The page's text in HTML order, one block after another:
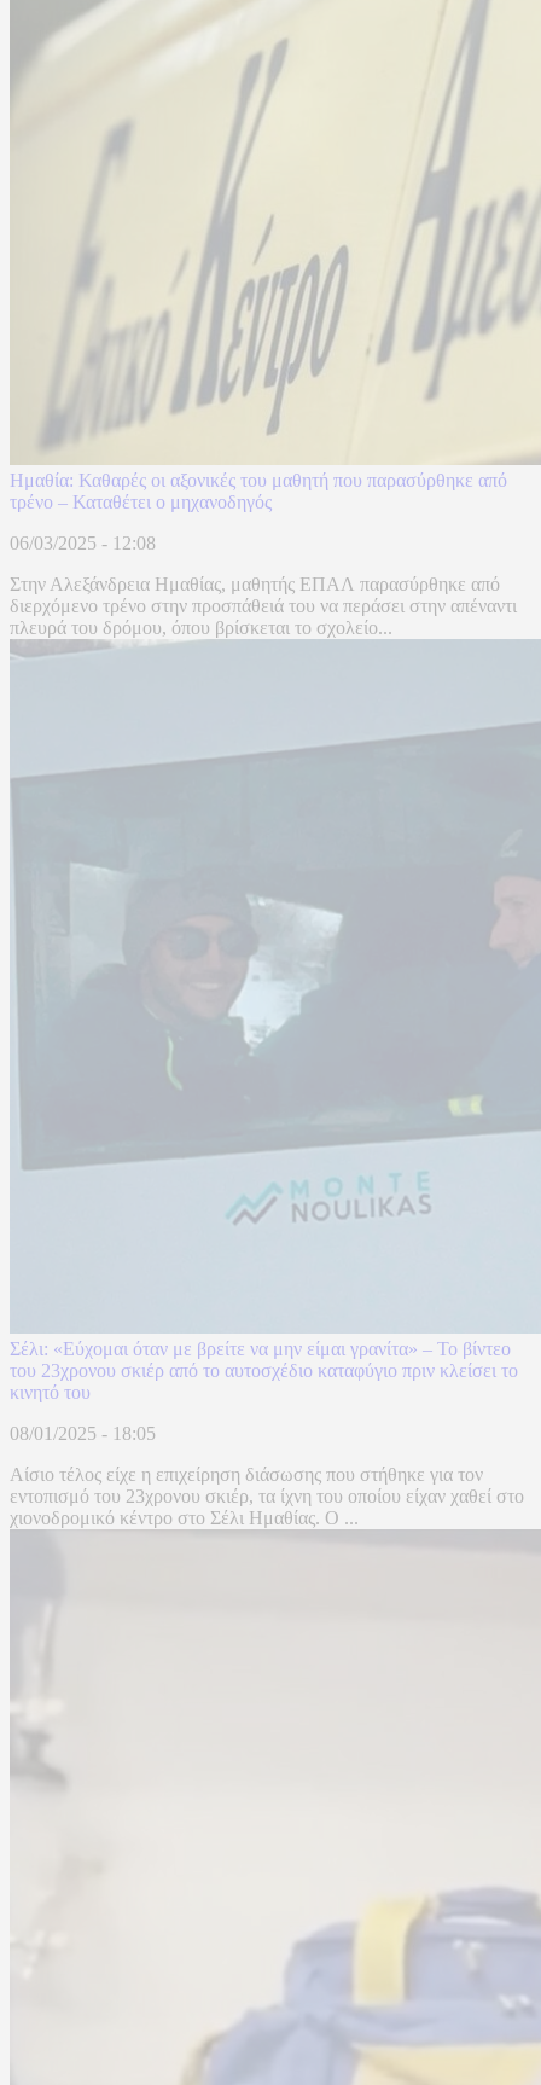
Ημαθία: Καθαρές οι αξονικές του μαθητή που παρασύρθηκε από
τρένο – Καταθέτει ο μηχανοδηγός
06/03/2025 - 12:08
Στην Αλεξάνδρεια Ημαθίας, μαθητής ΕΠΑΛ παρασύρθηκε από
διερχόμενο τρένο στην προσπάθειά του να περάσει στην απέναντι
πλευρά του δρόμου, όπου βρίσκεται το σχολείο...
Σέλι: «Εύχομαι όταν με βρείτε να μην είμαι γρανίτα» – Το βίντεο
του 23χρονου σκιέρ από το αυτοσχέδιο καταφύγιο πριν κλείσει το
κινητό του
08/01/2025 - 18:05
Αίσιο τέλος είχε η επιχείρηση διάσωσης που στήθηκε για τον
εντοπισμό του 23χρονου σκιέρ, τα ίχνη του οποίου είχαν χαθεί στο
χιονοδρομικό κέντρο στο Σέλι Ημαθίας. Ο ...